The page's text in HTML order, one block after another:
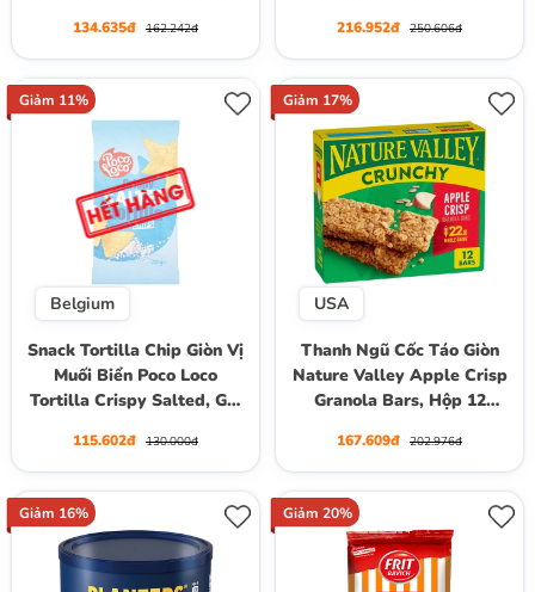
134.635đ 162.242đ 216.952đ 250.606đ
Giảm 11%
Belgium
Snack Tortilla Chip Giòn Vị
Muối Biển Poco Loco
Tortilla Crispy Salted, Gói
115.602đ 130.000đ
Giảm 17%
USA
Thanh Ngũ Cốc Táo Giòn
Nature Valley Apple Crisp
Granola Bars, Hộp 12
167.609đ 202.976đ
Giảm 16% Giảm 20%